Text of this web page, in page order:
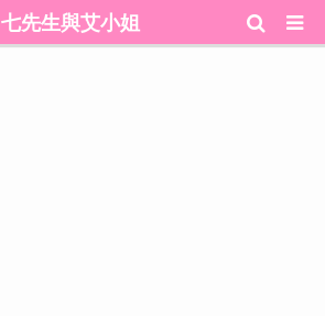
七先生與艾小姐